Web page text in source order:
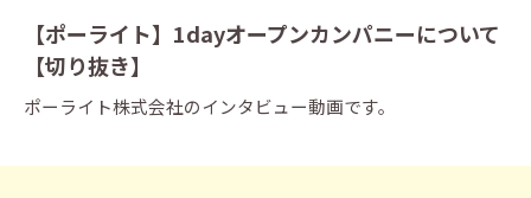
【ポーライト】1dayオープンカンパニーについて
【切り抜き】
ポーライト株式会社のインタビュー動画です。